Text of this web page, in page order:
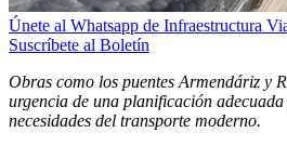
Únete al Whatsapp de Infraestructura
Suscríbete al Boletín
Obras como los puentes Armendáriz y
urgencia de una planificación
necesidades del transporte moderno.